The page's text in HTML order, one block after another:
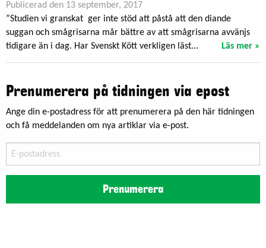
Publicerad den 13 september, 2017
”Studien vi granskat ger inte stöd att påstå att den diande
suggan och smågrisarna mår bättre av att smågrisarna avvänjs
tidigare än i dag. Har Svenskt Kött verkligen läst...
Läs mer »
Prenumerera på tidningen via epost
Ange din e-postadress för att prenumerera på den här tidningen
och få meddelanden om nya artiklar via e-post.
postadress
Prenumerera